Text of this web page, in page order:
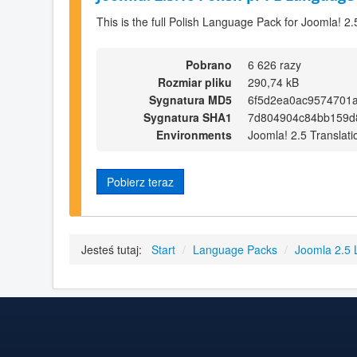
This is the full Polish Language Pack for Joomla!
Pobrano
6 626 razy
Rozmiar pliku
290,74 kB
Sygnatura MD5
Sygnatura SHA1
Environments
Joomla! 2.5
Pobierz teraz
Jesteś tutaj: Start / Language Packs / Joomla 2.5